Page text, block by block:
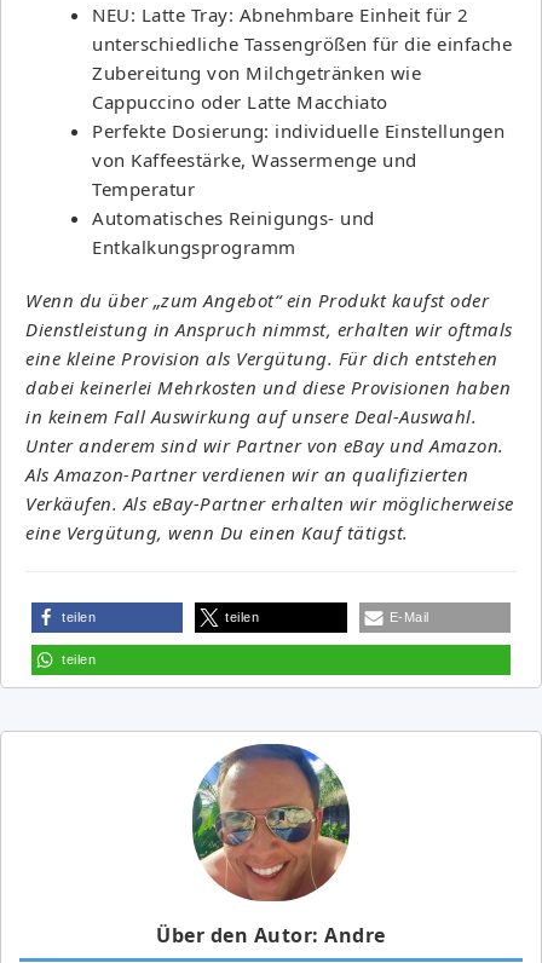
NEU: Latte Tray: Abnehmbare Einheit für 2
unterschiedliche Tassengrößen für die einfache
Zubereitung von Milchgetränken wie
Cappuccino oder Latte Macchiato
Perfekte Dosierung: individuelle Einstellungen
von Kaffeestärke, Wassermenge und
Temperatur
Automatisches Reinigungs- und
Entkalkungsprogramm
Wenn du über „zum Angebot“ ein Produkt kaufst oder
Dienstleistung in Anspruch nimmst, erhalten wir oftmals
eine kleine Provision als Vergütung. Für dich entstehen
dabei keinerlei Mehrkosten und diese Provisionen haben
in keinem Fall Auswirkung auf unsere Deal-Auswahl.
Unter anderem sind wir Partner von eBay und Amazon.
Als Amazon-Partner verdienen wir an qualifizierten
Verkäufen. Als eBay-Partner erhalten wir möglicherweise
eine Vergütung, wenn Du einen Kauf tätigst.
teilen teilen E-Mail
teilen
Über den Autor: Andre